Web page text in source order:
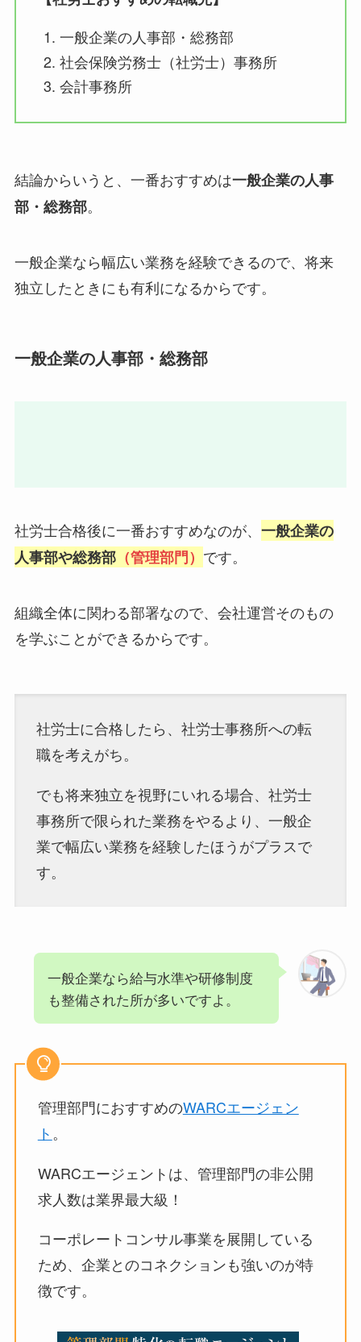
一般企業の人事部・総務部
社会保険労務士（社労士）事務所
会計事務所
結論からいうと、一番おすすめは一般企業の人事
部・総務部。
一般企業なら幅広い業務を経験できるので、将来
独立したときにも有利になるからです。
一般企業の人事部・総務部
社労士合格後に一番おすすめなのが、 一般企業の
人事部や総務部（管理部門） です。
組織全体に関わる部署なので、会社運営そのもの
を学ぶことができるからです。
社労士に合格したら、社労士事務所への転
職を考えがち。
でも将来独立を視野にいれる場合、社労士
事務所で限られた業務をやるより、一般企
業で幅広い業務を経験したほうがプラスで
す。
一般企業なら給与水準や研修制度
も整備された所が多いですよ。
管理部門におすすめのWARCエージェン
ト 。
WARCエージェントは、管理部門の非公開
求人数は業界最大級！
コーポレートコンサル事業を展開している
ため、企業とのコネクションも強いのが特
徴です。